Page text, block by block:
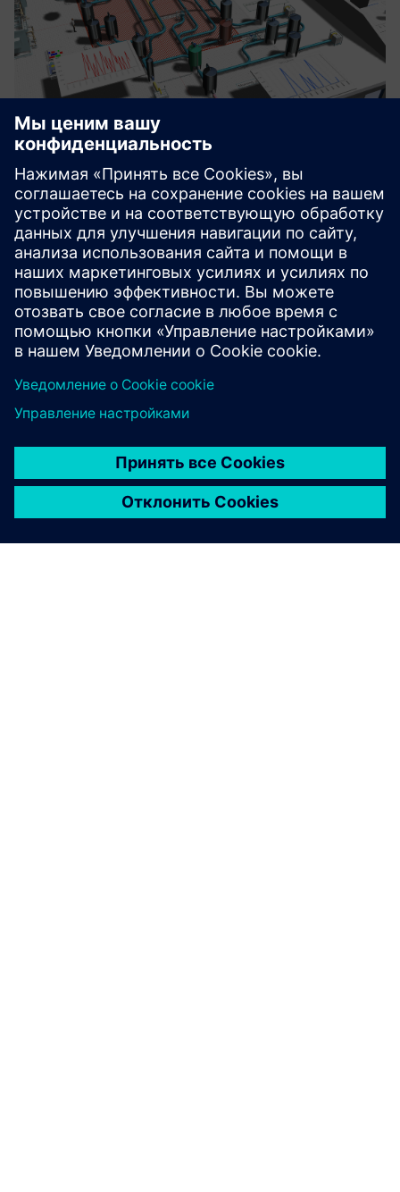
Production design optimisation
Оптимизация производственного дизайна гарантирует
инвесторам обещанные выгоды, минимизирует риски
проекта и максимизирует производительность.
Благодаря виртуальной валидации и итеративным
усовершенствованиям проектирования заинтер...
Узнайте больше